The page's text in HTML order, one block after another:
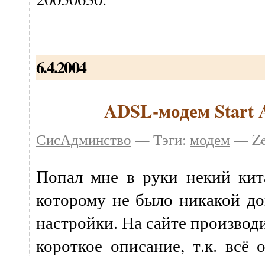
6.4.2004
ADSL-модем Start
СисАдминство — Тэги: модем —
Попал мне в руки некий
которому не было никакой
настройки. На сайте
короткое описание, т.к. всё